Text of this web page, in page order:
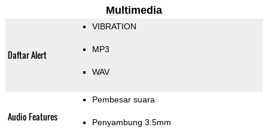
Multimedia
Daftar Alert
VIBRATION
MP3
WAV
Audio Features
Pembesar suara
Penyambung 3.5mm